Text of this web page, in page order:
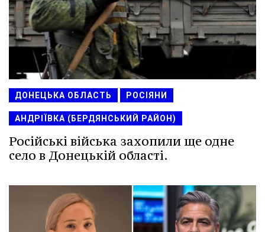
ДОНЕЦЬКА ОБЛАСТЬ РОСІЯНИ
АНДРІЇВКА (БЕРДЯНСЬКИЙ РАЙОН)
Російські війська захопили ще одне
село в Донецькій області.